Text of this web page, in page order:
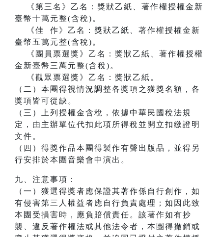
《第三名》乙名：獎狀乙紙、著作權授權金新
臺幣十萬元整(含稅)。
《佳 作》乙名：獎狀乙紙、著作權授權金新
臺幣五萬元整(含稅)。
《團員票選獎》乙名：獎狀乙紙、著作權授權
金新臺幣三萬元整(含稅)。
《觀眾票選獎》乙名：獎狀乙紙。
（二）本團得視情況調整各獎項之獲獎名額，各
獎項皆可從缺。
（三）上列授權金含稅，依據中華民國稅法規
定，由主辦單位代扣此項所得稅並開立扣繳證明
文件。
（四）得獎作品本團得製作有聲出版品，並得另
行安排於本團音樂會中演出。
九、注意事項：
（一）獲選得獎者應保證其著作係自行創作，如
有侵害第三人權益者應自行負責處理；如因此致
本團受損害時，應負賠償責任。該著作如有抄
襲、違反著作權法或其他法令者，本團得撤銷或